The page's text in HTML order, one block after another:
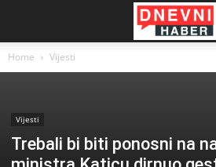
Home Vijesti
Vijesti
Trebali bi biti ponosni na